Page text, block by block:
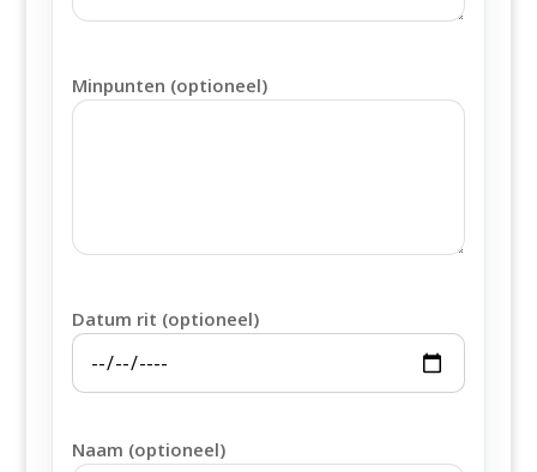
Minpunten (optioneel)
Datum rit (optioneel)
Naam (optioneel)